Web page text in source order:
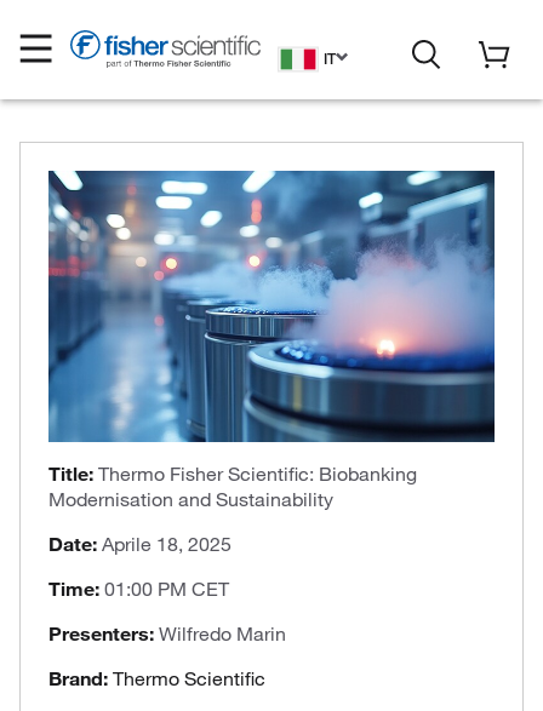
IT
Title: Thermo Fisher Scientific: Biobanking
Modernisation and Sustainability
Date: Aprile 18, 2025
Time: 01:00 PM CET
Presenters: Wilfredo Marin
Brand: Thermo Scientific